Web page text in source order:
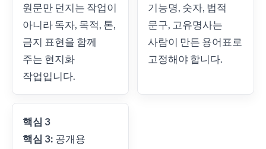
원문만 던지는 작업이
아니라 독자, 목적, 톤,
금지 표현을 함께
주는 현지화
작업입니다.
기능명, 숫자, 법적
문구, 고유명사는
사람이 만든 용어표로
고정해야 합니다.
핵심 3
핵심 3: 공개용